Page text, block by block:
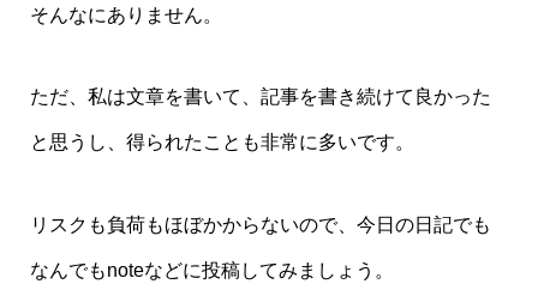
そんなにありません。
ただ、私は文章を書いて、記事を書き続けて良かった
と思うし、得られたことも非常に多いです。
リスクも負荷もほぼかからないので、今日の日記でも
なんでもnoteなどに投稿してみましょう。